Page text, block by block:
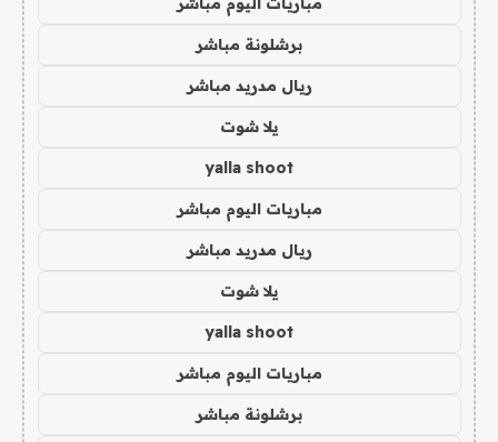
برشلونة مباشر
ريال مدريد مباشر
يلا شوت
yalla shoot
مباريات اليوم مباشر
ريال مدريد مباشر
يلا شوت
yalla shoot
مباريات اليوم مباشر
برشلونة مباشر